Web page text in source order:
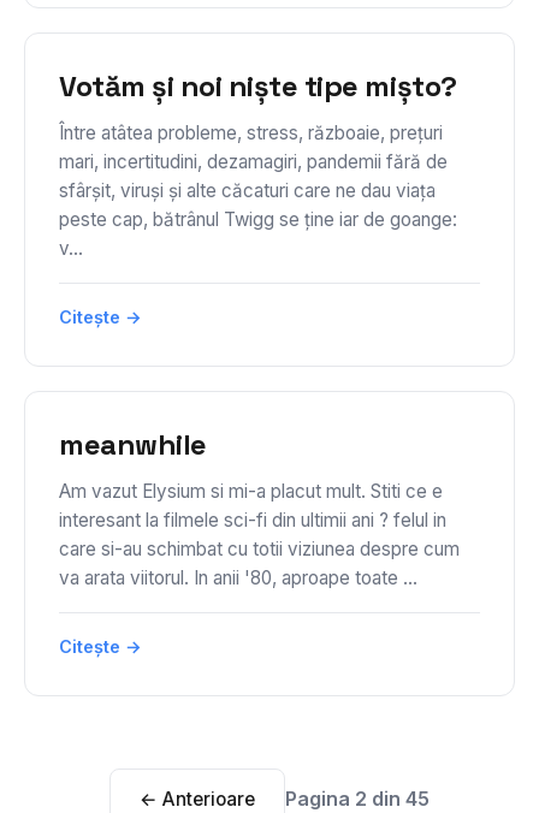
Votăm și noi niște tipe mișto?
Între atâtea probleme, stress, războaie, prețuri
mari, incertitudini, dezamagiri, pandemii fără de
sfârșit, viruși și alte căcaturi care ne dau viața
peste cap, bătrânul Twigg se ține iar de goange:
v...
Citește →
meanwhile
Am vazut Elysium si mi-a placut mult. Stiti ce e
interesant la filmele sci-fi din ultimii ani ? felul in
care si-au schimbat cu totii viziunea despre cum
va arata viitorul. In anii '80, aproape toate ...
Citește →
← Anterioare Pagina 2 din 45